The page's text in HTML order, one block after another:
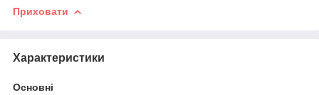
Приховати
Характеристики
Основні